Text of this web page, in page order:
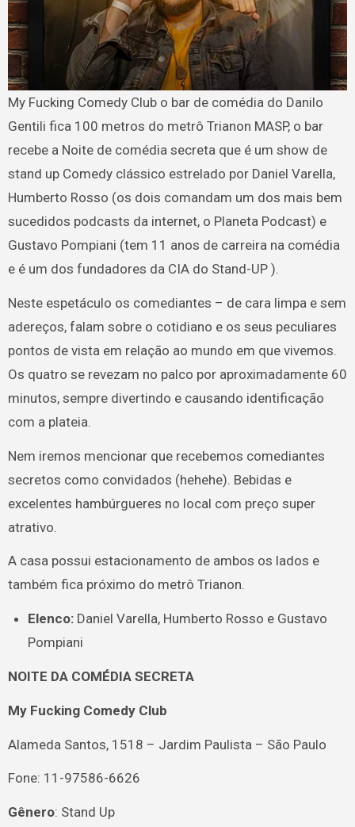
My Fucking Comedy Club o bar de comédia do Danilo
Gentili fica 100 metros do metrô Trianon MASP, o bar
recebe a Noite de comédia secreta que é um show de
stand up Comedy clássico estrelado por Daniel Varella,
Humberto Rosso (os dois comandam um dos mais bem
sucedidos podcasts da internet, o Planeta Podcast) e
Gustavo Pompiani (tem 11 anos de carreira na comédia
e é um dos fundadores da CIA do Stand-UP ).
Neste espetáculo os comediantes – de cara limpa e sem
adereços, falam sobre o cotidiano e os seus peculiares
pontos de vista em relação ao mundo em que vivemos.
Os quatro se revezam no palco por aproximadamente 60
minutos, sempre divertindo e causando identificação
com a plateia.
Nem iremos mencionar que recebemos comediantes
secretos como convidados (hehehe). Bebidas e
excelentes hambúrgueres no local com preço super
atrativo.
A casa possui estacionamento de ambos os lados e
também fica próximo do metrô Trianon.
Elenco: Daniel Varella, Humberto Rosso e Gustavo
Pompiani
NOITE DA COMÉDIA SECRETA
My Fucking Comedy Club
Alameda Santos, 1518 – Jardim Paulista – São Paulo
Fone: 11-97586-6626
Gênero: Stand Up